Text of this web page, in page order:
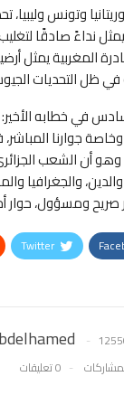
وتونس
نداءً صادقًا
المغربية يمثل
ظل التحديات
في خطابه الأخير:
جوارنا
أن الشعب
والجغرافيا
صريح ومسؤول، حوار
Twitter
0 تعليقات